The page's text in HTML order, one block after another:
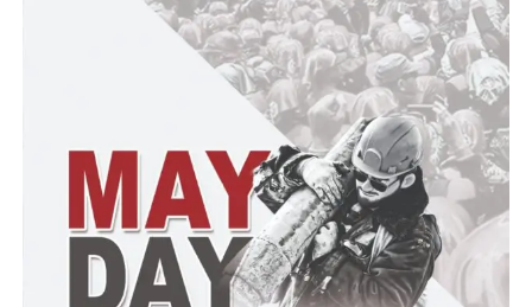
SMKN Ciruas, Kepala SMKN 4 Cilegon dipindahkan ke
SMKN 5 Kota Serang, Kepala SMKN 1 Pulo Ampel
dipindahkan ke SMKN Kragilan dan lainnya. ” Tandasnya
Post Views: 11